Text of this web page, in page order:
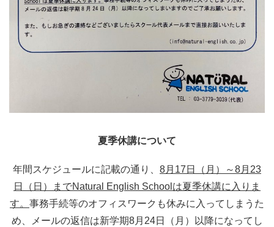
夏季休講について
年間スケジュールに記載の通り、 8月17日（月）～8月23
日（日）までNatural English Schoolは夏季休講に入りま
す。 事務手続等のオフィスワークも休みに入ってしまうた
め、メールの返信は新学期8月24日（月）以降になってし